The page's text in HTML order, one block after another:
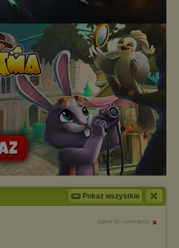
Pokaż wszystkie
zgłoś do usunięcia